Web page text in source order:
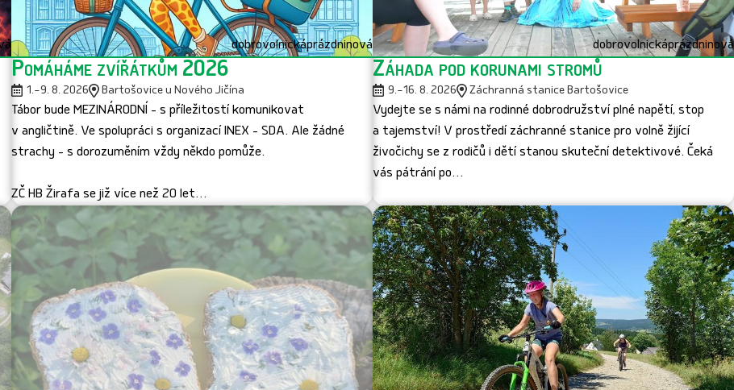
dobrovolnickáprázdninová
Pomáháme zvířátkům 2026
1.–9. 8. 2026 Bartošovice u Nového Jičína
Tábor bude MEZINÁRODNÍ - s příležitostí komunikovat
v angličtině. Ve spolupráci s organizací INEX - SDA. Ale žádné
strachy - s dorozuměním vždy někdo pomůže.
ZČ HB Žirafa se již více než 20 let…
dobrovolnickáprázdninová
Záhada pod korunami stromů
9.–16. 8. 2026 Záchranná stanice Bartošovice
Vydejte se s námi na rodinné dobrodružství plné napětí, stop
a tajemství! V prostředí záchranné stanice pro volně žijící
živočichy se z rodičů i dětí stanou skuteční detektivové. Čeká
vás pátrání po…